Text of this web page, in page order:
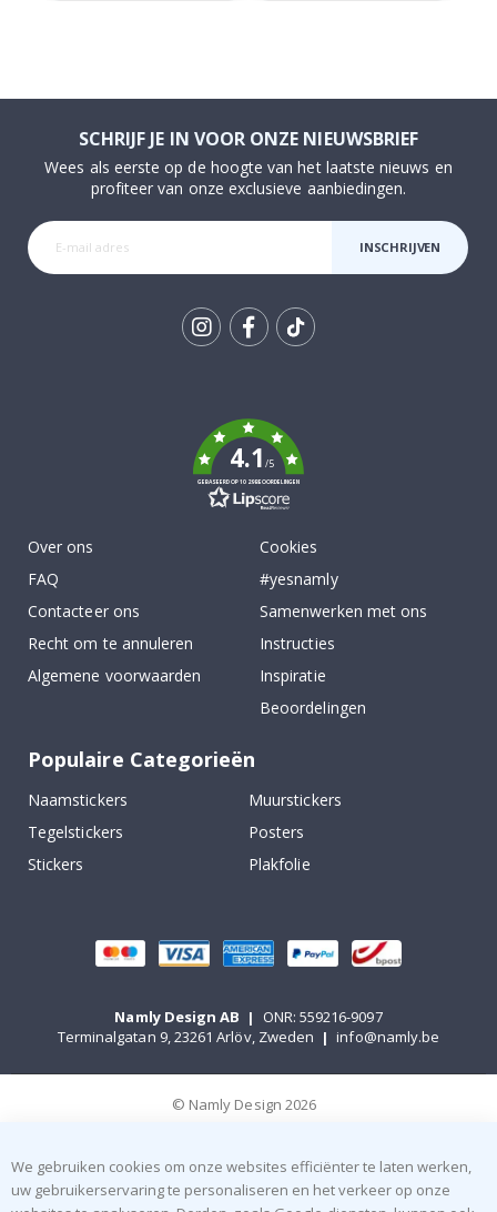
SCHRIJF JE IN VOOR ONZE NIEUWSBRIEF
Wees als eerste op de hoogte van het laatste nieuws en
profiteer van onze exclusieve aanbiedingen.
INSCHRIJVEN
4.1/5
GEBASEERD OP 1029 BEOORDELINGEN
Over ons
FAQ
Contacteer ons
Recht om te annuleren
Algemene voorwaarden
Cookies
#yesnamly
Samenwerken met ons
Instructies
Inspiratie
Beoordelingen
Populaire Categorieën
Naamstickers
Muurstickers
Tegelstickers
Posters
Stickers
Plakfolie
Namly Design AB |
ONR: 559216-9097
Terminalgatan 9, 23261 Arlöv, Zweden | info@namly.be
© Namly Design 2026
We gebruiken cookies om onze websites efficiënter te laten werken,
uw gebruikerservaring te personaliseren en het verkeer op onze